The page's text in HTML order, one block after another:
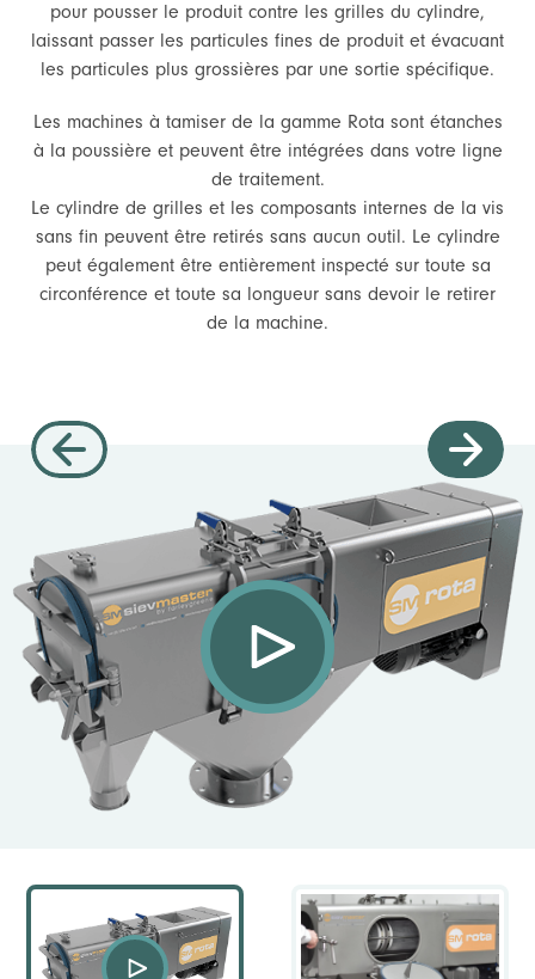
pour pousser le produit contre les grilles du cylindre,
laissant passer les particules fines de produit et évacuant
les particules plus grossières par une sortie spécifique.
Les machines à tamiser de la gamme Rota sont étanches
à la poussière et peuvent être intégrées dans votre ligne
de traitement.
Le cylindre de grilles et les composants internes de la vis
sans fin peuvent être retirés sans aucun outil. Le cylindre
peut également être entièrement inspecté sur toute sa
circonférence et toute sa longueur sans devoir le retirer
de la machine.